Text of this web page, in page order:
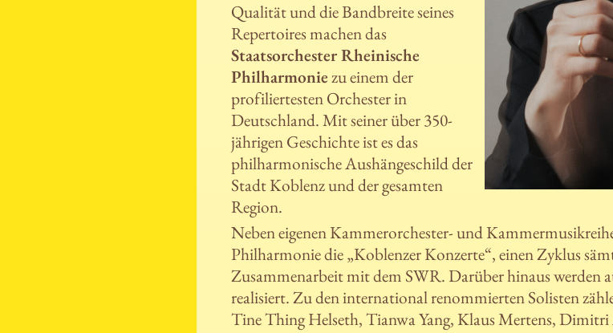
Qualität und die Bandbreite seines
Repertoires machen das
Staatsorchester Rheinische
Philharmoniezu einem der
profiliertesten Orchester in
Deutschland. Mit seiner über 350-
jährigen Geschichte ist es das
philharmonische Aushängeschild der
Stadt Koblenz und der gesamten
Region.
Neben eigenen Kammerorchester- und
Philharmonie die „Koblenzer Konzerte“, einen Zyklus
Zusammenarbeit mit dem SWR. Darüber hinaus werden
realisiert. Zu den international renommierten Solisten
Tine Thing Helseth, Tianwa Yang, Klaus Mertens, Dimitri